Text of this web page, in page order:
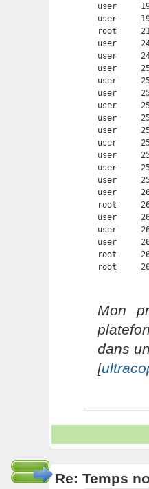
user
user
root
user
user
user
user
user
user
user
user
user
user
user
user
user
root
user
user
user
root
root
Mon
dans
[
Re: Temps